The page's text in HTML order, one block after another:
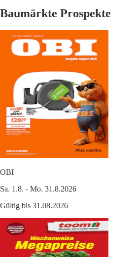
Baumärkte Prospekte
OBI
Sa. 1.8. - Mo. 31.8.2026
Gültig bis 31.08.2026